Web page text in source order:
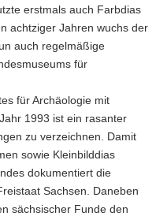
erstmals auch Farbdias
achtziger Jahren wuchs der
auch regelmäßige
für
für Archäologie mit
1993 ist ein rasanter
zu verzeichnen. Damit
sowie Kleinbilddias
dokumentiert die
Sachsen. Daneben
sächsischer Funde den